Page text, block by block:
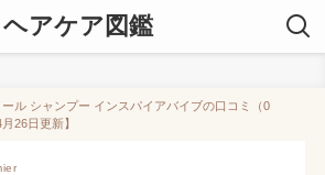
ヘアケア図鑑
ル シャンプー インスパイアバイブの口コミ（0
26日更新】